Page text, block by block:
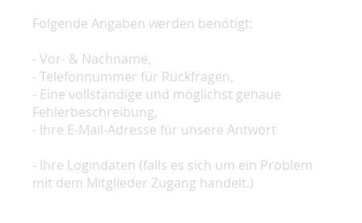
Folgende Angaben werden benötigt:
- Vor- & Nachname,
- Telefonnummer für Rückfragen,
- Eine vollständige und möglichst genaue
Fehlerbeschreibung,
- Ihre E-Mail-Adresse für unsere Antwort
- Ihre Logindaten (falls es sich um ein Problem
mit dem Mitglieder Zugang handelt.)